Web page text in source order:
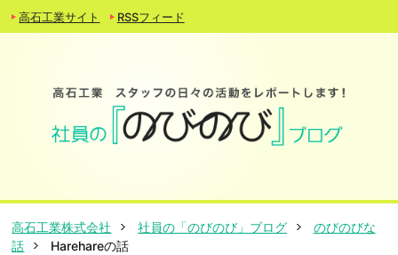
高石工業サイト RSSフィード
高石工業株式会社 社員の「のびのび」ブログ
のびのびな
話
Harehareの話